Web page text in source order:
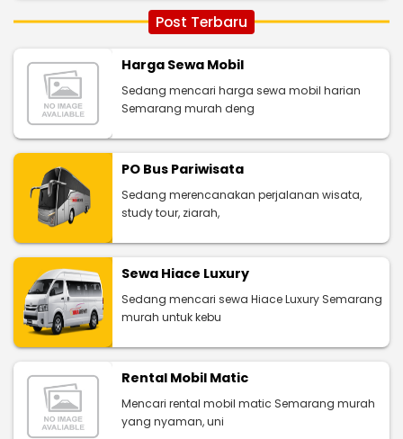
Post Terbaru
Harga Sewa Mobil
Sedang mencari harga sewa mobil harian
Semarang murah deng
PO Bus Pariwisata
Sedang merencanakan perjalanan wisata,
study tour, ziarah,
Sewa Hiace Luxury
Sedang mencari sewa Hiace Luxury Semarang
murah untuk kebu
Rental Mobil Matic
Mencari rental mobil matic Semarang murah
yang nyaman, uni